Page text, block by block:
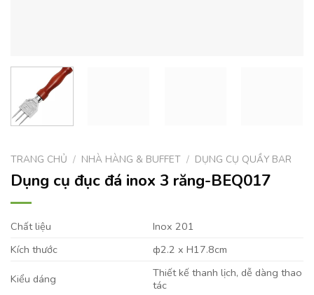
TRANG CHỦ / NHÀ HÀNG & BUFFET / DỤNG CỤ QUẦY BAR
Dụng cụ đục đá inox 3 răng-BEQ017
Chất liệu
Inox 201
Kích thước
ф2.2 x H17.8cm
Kiểu dáng
Thiết kế thanh lịch, dễ dàng thao
tác